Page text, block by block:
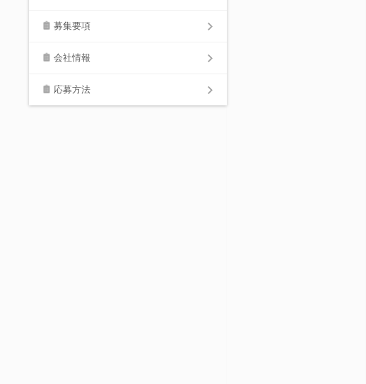
募集要項
会社情報
応募方法